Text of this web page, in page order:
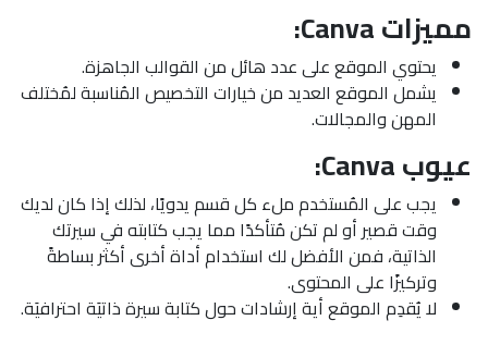
مميزات Canva:
يحتوي الموقع على عدد هائل من القوالب الجاهزة.
يشمل الموقع العديد من خيارات التخصيص المُناسبة لمُختلف
المهن والمجالات.
عيوب Canva:
يجب على المُستخدم ملء كل قسم يدويًا، لذلك إذا كان لديك
وقت قصير أو لم تكن مُتأكدًا مما يجب كتابته في سيرتك
الذاتية، فمن الأفضل لك استخدام أداة أخرى أكثر بساطةً
وتركيزًا على المحتوى.
لا يُقدِم الموقع أية إرشادات حول كتابة سيرة ذاتيَة احترافيَة.